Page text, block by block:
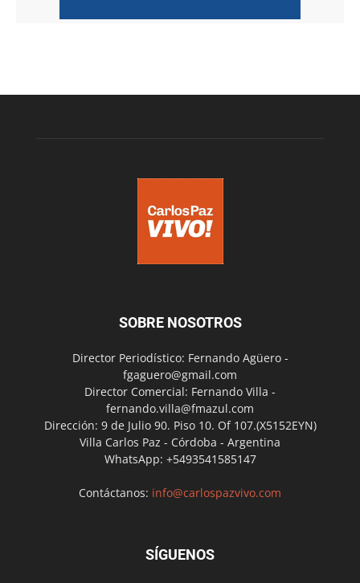
SOBRE NOSOTROS
Director Periodístico: Fernando Agüero -
fgaguero@gmail.com
Director Comercial: Fernando Villa -
fernando.villa@fmazul.com
Dirección: 9 de Julio 90. Piso 10. Of 107.(X5152EYN)
Villa Carlos Paz - Córdoba - Argentina
WhatsApp: +5493541585147
Contáctanos: info@carlospazvivo.com
SÍGUENOS